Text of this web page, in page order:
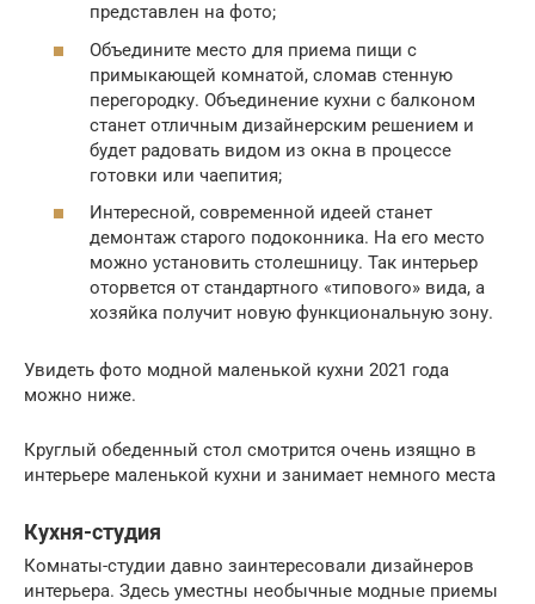
представлен на фото;
Объедините место для приема пищи с
примыкающей комнатой, сломав стенную
перегородку. Объединение кухни с балконом
станет отличным дизайнерским решением и
будет радовать видом из окна в процессе
готовки или чаепития;
Интересной, современной идеей станет
демонтаж старого подоконника. На его место
можно установить столешницу. Так интерьер
оторвется от стандартного «типового» вида, а
хозяйка получит новую функциональную зону.
Увидеть фото модной маленькой кухни 2021 года
можно ниже.
Круглый обеденный стол смотрится очень изящно в
интерьере маленькой кухни и занимает немного места
Кухня-студия
Комнаты-студии давно заинтересовали дизайнеров
интерьера. Здесь уместны необычные модные приемы